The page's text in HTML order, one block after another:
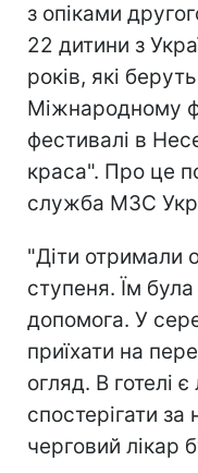
з опіками
22 дитини з
років, які
Міжнародному
фестивалі в
краса". Про це
служба МЗС
"Діти отримали
ступеня. Їм
допомога. У
приїхати на
огляд. В готелі є
спостерігати
черговий лікар